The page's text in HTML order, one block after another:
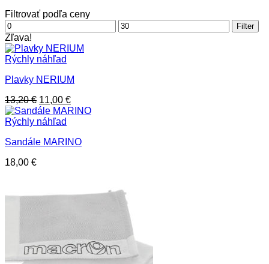
Filtrovať podľa ceny
Minimálna
cena
Maximálna
cena
Filter
Zľava!
Rýchly náhľad
Plavky NERIUM
13,20€ Pôvodná
cena
bola:
11,00 €Aktuálna
cena
Rýchly náhľad
Sandále MARINO
18,00 €